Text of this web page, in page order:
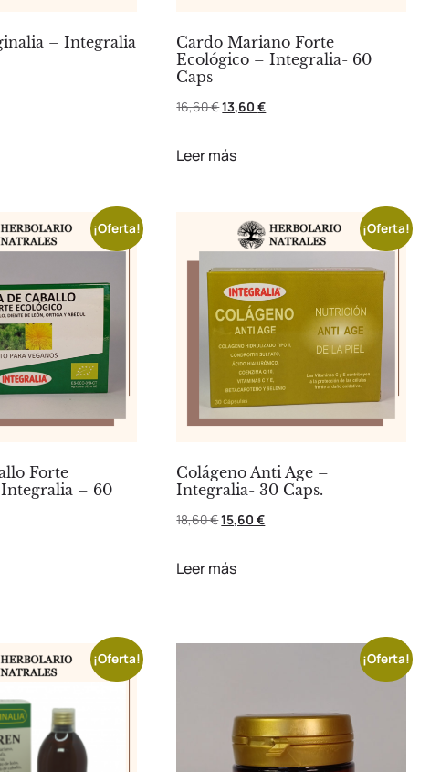
– Integralia
Cardo Mariano Forte
Ecológico – Integralia- 60
Caps
16,60€13,60€
Leer más
¡Oferta!
Forte
– 60
¡Oferta!
Colágeno Anti Age –
Integralia- 30 Caps.
18,60€15,60€
Leer más
¡Oferta! ¡Oferta!